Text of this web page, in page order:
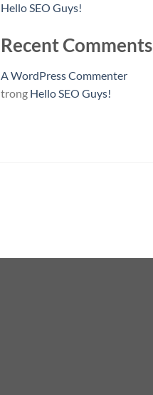
Hello SEO Guys!
Recent Comments
A WordPress Commenter
trong Hello SEO Guys!